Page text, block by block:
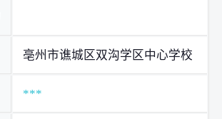
亳州市谯城区双沟学区中心学校
***